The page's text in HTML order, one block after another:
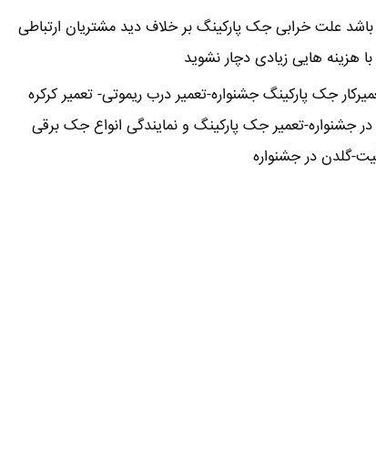
علت خرابی جک پارکینگ بر خلاف دید مشتریان ارتباطی
هزینه هایی زیادی دچار نشوید
جک پارکینگ جشنواره-تعمیر درب ریموتی- تعمیر کرکره
جشنواره-تعمیر جک پارکینگ و نمایندگی انواع جک برقی
گلدن در جشنواره